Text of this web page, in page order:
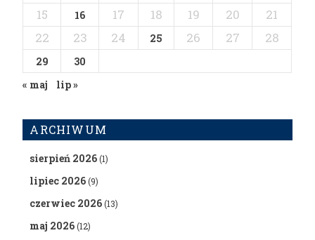
15
16 17 18 19 20
21
22
23 24 25 26 27 28
29
30
« maj
lip »
ARCHIWUM
sierpień 2026(1)
lipiec 2026(9)
czerwiec 2026(13)
maj 2026(12)